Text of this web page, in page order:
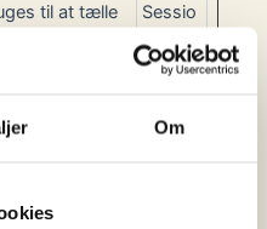
Om
til at tælle
er
Sessio
n